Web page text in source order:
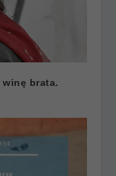
winę brata.